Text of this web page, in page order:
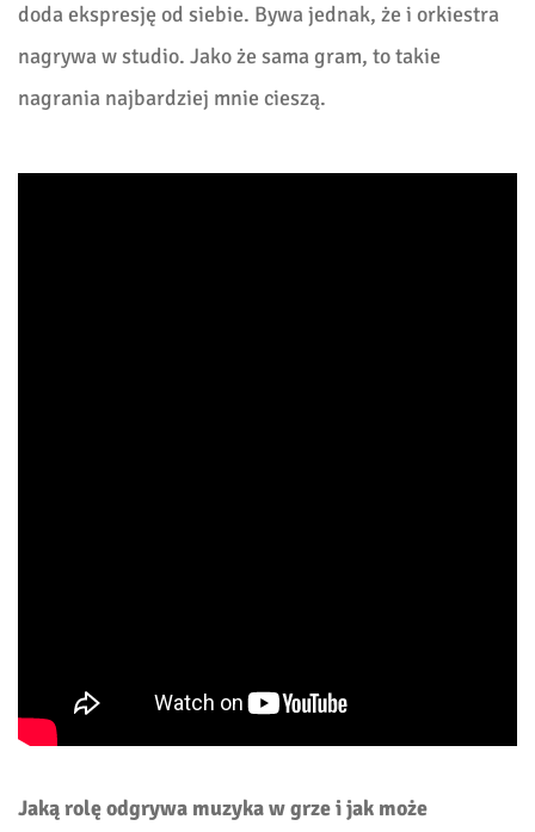
doda ekspresję od siebie. Bywa jednak, że i orkiestra
nagrywa w studio. Jako że sama gram, to takie
nagrania najbardziej mnie cieszą.
Jaką rolę odgrywa muzyka w grze i jak może